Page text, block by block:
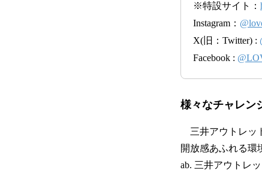
※特設サイト：
Instagram：
X(旧：Twitter) :
Facebook :
様々なチャレン
三井アウトレッ
開放感あふれる環
ab. 三井アウトレ